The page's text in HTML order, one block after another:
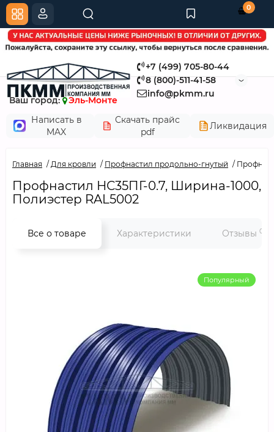
+7 (499) 705-80-44
8 (800)-511-41-58
info@pkmm.ru
Ваш город:
Эль-Монте
Написать в
MAX
Скачать прайс
pdf
Ликвидация
0
Главная Для кровли Профнастил продольно-гнутый
Профнастил НС35ПГ-0.7, Ширина-1000,
Полиэстер RAL5002
Все о товаре Характеристики Отзывы 0
Популярный